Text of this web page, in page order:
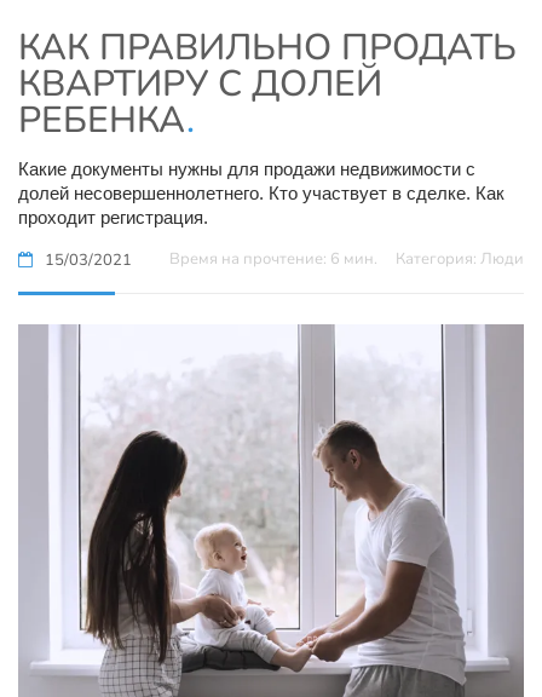
КАК ПРАВИЛЬНО ПРОДАТЬ
КВАРТИРУ С ДОЛЕЙ
РЕБЕНКА.
Какие документы нужны для продажи недвижимости с
долей несовершеннолетнего. Кто участвует в сделке. Как
проходит регистрация.
15/03/2021 Время на прочтение: 6 мин. Категория: Люди